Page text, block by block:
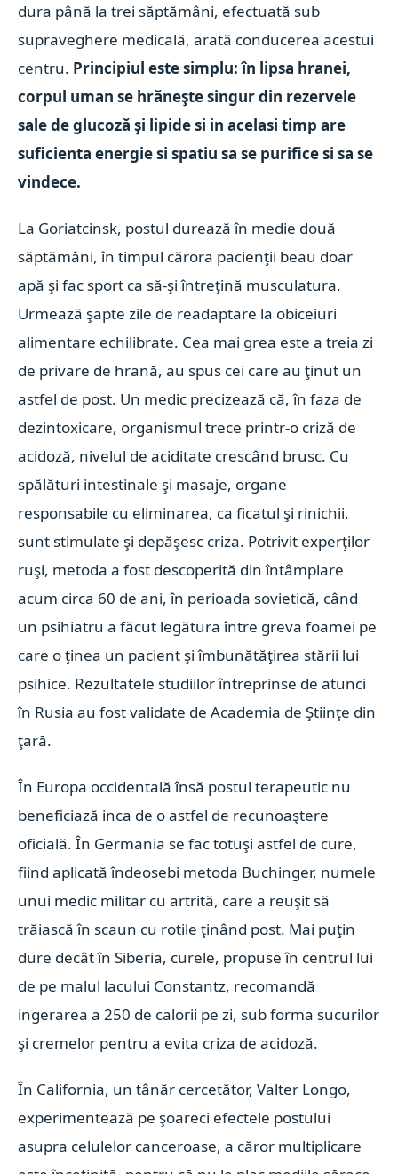
dura până la trei săptămâni, efectuată sub
supraveghere medicală, arată conducerea acestui
centru. Principiul este simplu: în lipsa hranei,
corpul uman se hrăneşte singur din rezervele
sale de glucoză şi lipide si in acelasi timp are
suficienta energie si spatiu sa se purifice si sa se
vindece.
La Goriatcinsk, postul durează în medie două
săptămâni, în timpul cărora pacienţii beau doar
apă şi fac sport ca să-şi întreţină musculatura.
Urmează şapte zile de readaptare la obiceiuri
alimentare echilibrate. Cea mai grea este a treia zi
de privare de hrană, au spus cei care au ţinut un
astfel de post. Un medic precizează că, în faza de
dezintoxicare, organismul trece printr-o criză de
acidoză, nivelul de aciditate crescând brusc. Cu
spălături intestinale şi masaje, organe
responsabile cu eliminarea, ca ficatul şi rinichii,
sunt stimulate şi depăşesc criza. Potrivit experţilor
ruşi, metoda a fost descoperită din întâmplare
acum circa 60 de ani, în perioada sovietică, când
un psihiatru a făcut legătura între greva foamei pe
care o ţinea un pacient şi îmbunătăţirea stării lui
psihice. Rezultatele studiilor întreprinse de atunci
în Rusia au fost validate de Academia de Ştiinţe din
ţară.
În Europa occidentală însă postul terapeutic nu
beneficiază inca de o astfel de recunoaştere
oficială. În Germania se fac totuşi astfel de cure,
fiind aplicată îndeosebi metoda Buchinger, numele
unui medic militar cu artrită, care a reuşit să
trăiască în scaun cu rotile ţinând post. Mai puţin
dure decât în Siberia, curele, propuse în centrul lui
de pe malul lacului Constantz, recomandă
ingerarea a 250 de calorii pe zi, sub forma sucurilor
şi cremelor pentru a evita criza de acidoză.
În California, un tânăr cercetător, Valter Longo,
experimentează pe şoareci efectele postului
asupra celulelor canceroase, a căror multiplicare